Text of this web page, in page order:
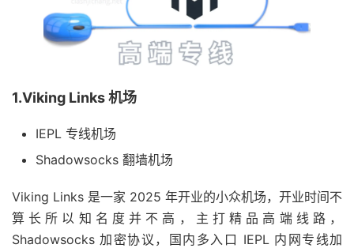
1.Viking Links 机场
IEPL 专线机场
Shadowsocks 翻墙机场
Viking Links 是一家 2025 年开业的小众机场，开业时间不
算长所以知名度并不高，主打精品高端线路，
Shadowsocks 加密协议，国内多入口 IEPL 内网专线加